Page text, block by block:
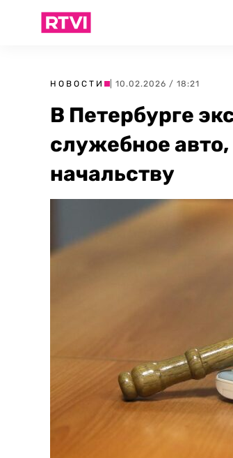
НОВОСТИ | 10.02.2026 / 18:21
В Петербурге
служебное
начальству